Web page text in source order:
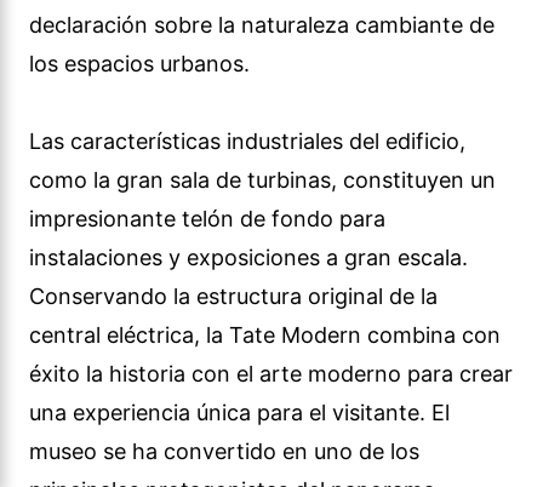
declaración sobre la naturaleza cambiante de
los espacios urbanos.
Las características industriales del edificio,
como la gran sala de turbinas, constituyen un
impresionante telón de fondo para
instalaciones y exposiciones a gran escala.
Conservando la estructura original de la
central eléctrica, la Tate Modern combina con
éxito la historia con el arte moderno para crear
una experiencia única para el visitante. El
museo se ha convertido en uno de los